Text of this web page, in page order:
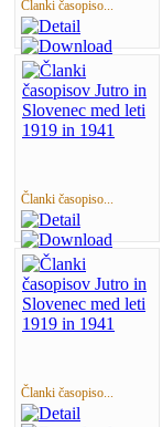
Članki časopiso...
Članki časopiso...
Članki časopiso...